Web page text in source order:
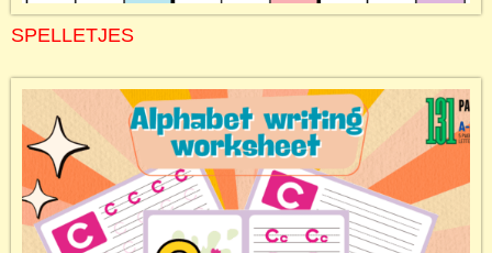
SPELLETJES